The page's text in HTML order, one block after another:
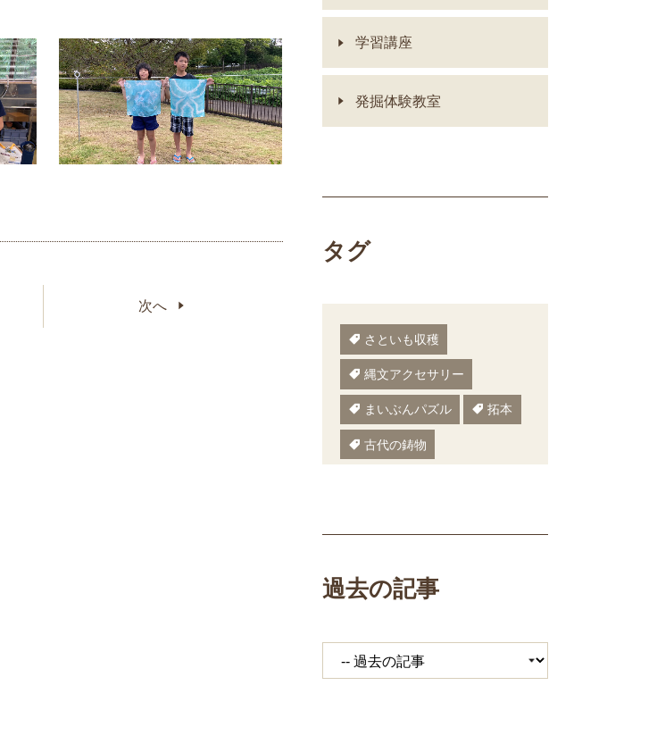
次へ
学習講座
発掘体験教室
タグ
さといも収穫
縄文アクセサリー
まいぶんパズル 拓本
古代の鋳物
縄文鍋 いしかわ埋文
体験工房
過去の記事